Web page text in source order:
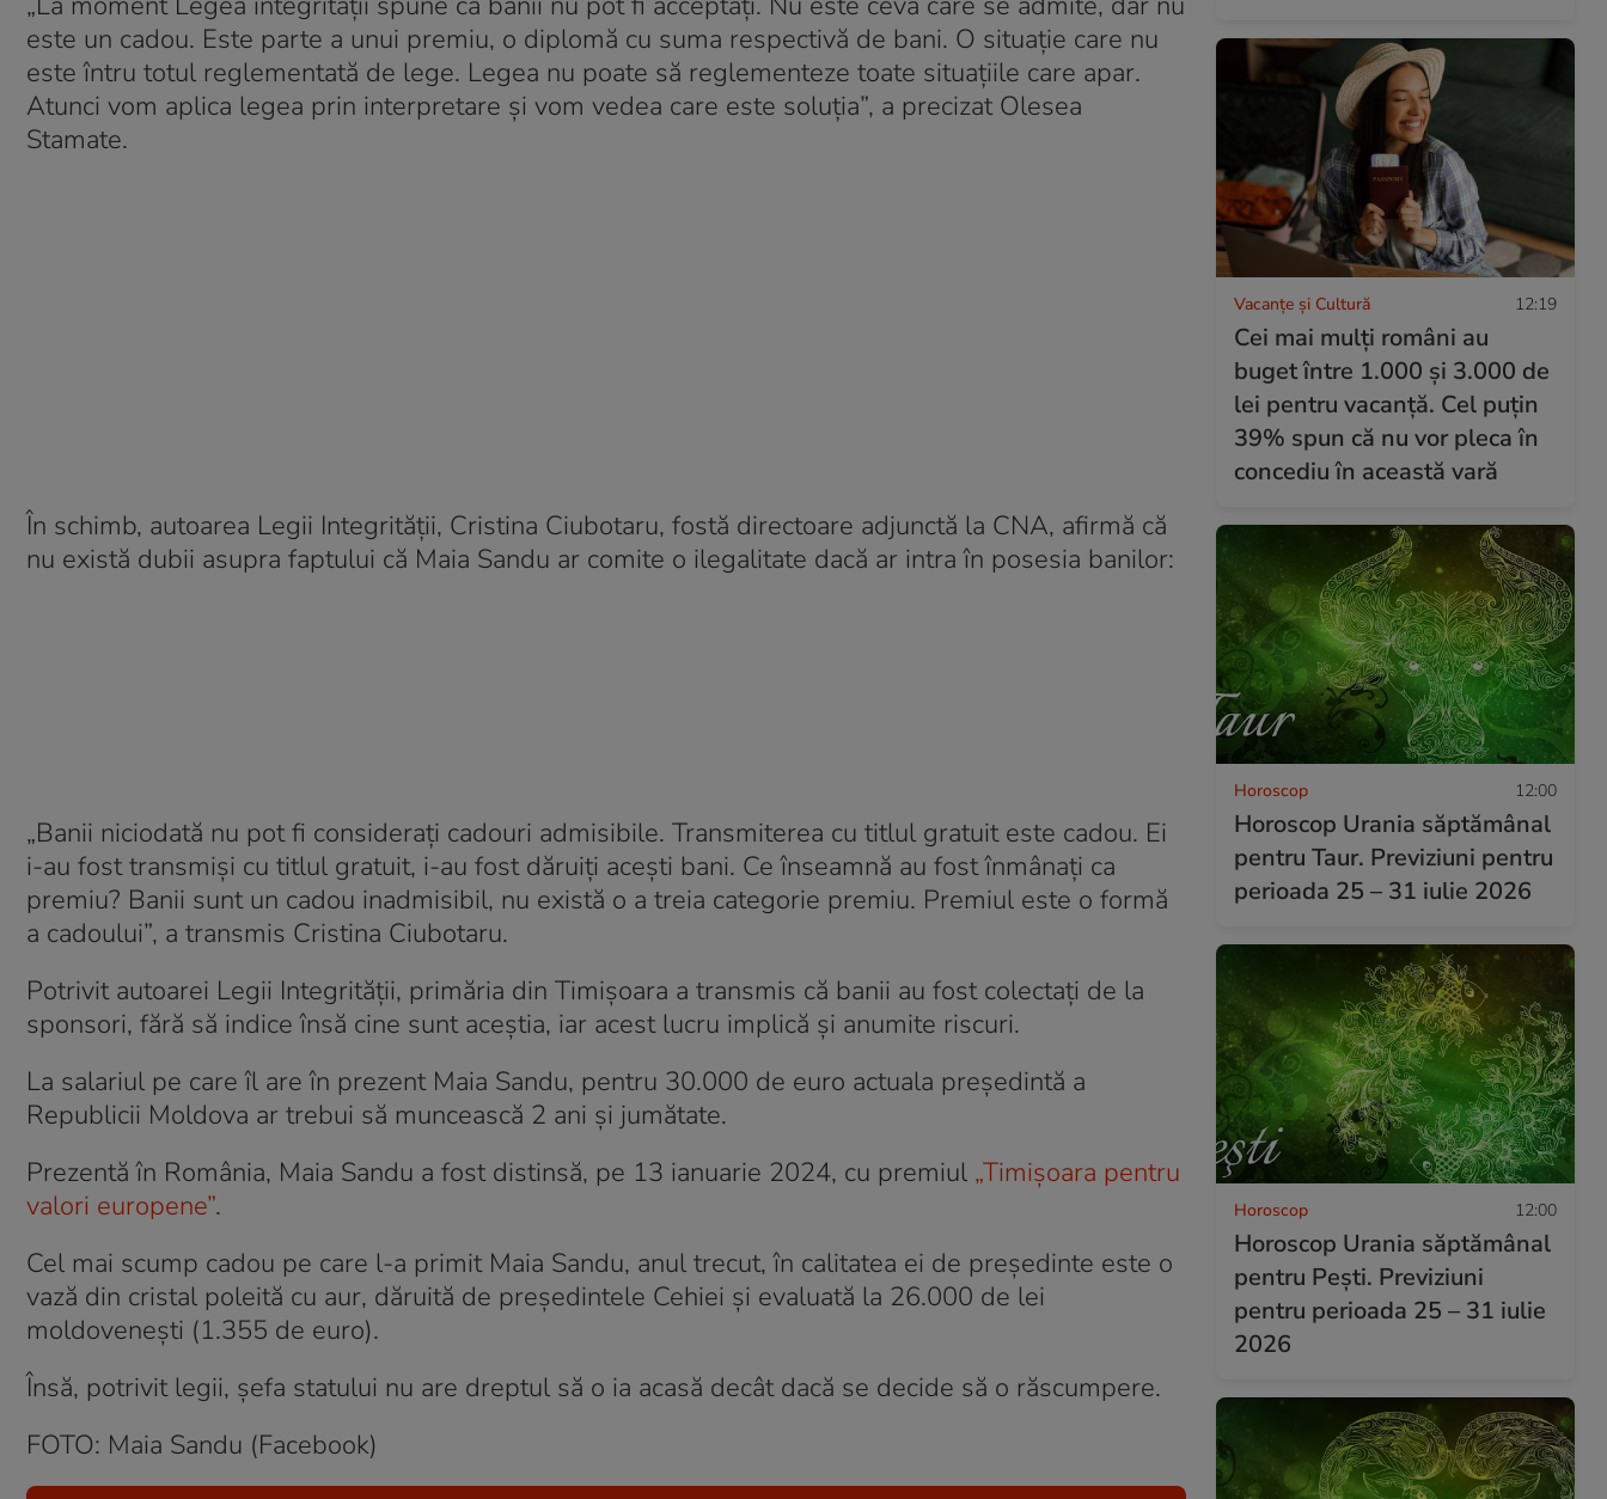
este un cadou. Este parte a unui premiu, o diplomă cu suma respectivă de bani. O situație care nu
este întru totul reglementată de lege. Legea nu poate să reglementeze toate situațiile care apar.
Atunci vom aplica legea prin interpretare și vom vedea care este soluția”, a precizat Olesea
Stamate.
În schimb, autoarea Legii Integrității, Cristina Ciubotaru, fostă directoare adjunctă la CNA, afirmă că
nu există dubii asupra faptului că Maia Sandu ar comite o ilegalitate dacă ar intra în posesia banilor:
„Banii niciodată nu pot fi considerați cadouri admisibile. Transmiterea cu titlul gratuit este cadou. Ei
i-au fost transmiși cu titlul gratuit, i-au fost dăruiți acești bani. Ce înseamnă au fost înmânați ca
premiu? Banii sunt un cadou inadmisibil, nu există o a treia categorie premiu. Premiul este o formă
a cadoului”, a transmis Cristina Ciubotaru.
Potrivit autoarei Legii Integrității, primăria din Timișoara a transmis că banii au fost colectați de la
sponsori, fără să indice însă cine sunt aceștia, iar acest lucru implică și anumite riscuri.
La salariul pe care îl are în prezent Maia Sandu, pentru 30.000 de euro actuala președintă a
Republicii Moldova ar trebui să muncească 2 ani și jumătate.
Prezentă în România, Maia Sandu a fost distinsă, pe 13 ianuarie 2024, cu premiul „Timişoara pentru
valori europene”.
Cel mai scump cadou pe care l-a primit Maia Sandu, anul trecut, în calitatea ei de președinte este o
vază din cristal poleită cu aur, dăruită de președintele Cehiei și evaluată la 26.000 de lei
moldovenești (1.355 de euro).
Însă, potrivit legii, șefa statului nu are dreptul să o ia acasă decât dacă se decide să o răscumpere.
FOTO: Maia Sandu (Facebook)
Vacanțe și Cultură 12:19
Cei mai mulți români au
buget între 1.000 și 3.000 de
lei pentru vacanță. Cel puțin
39% spun că nu vor pleca în
concediu în această vară
Horoscop 12:00
Horoscop Urania săptămânal
pentru Taur. Previziuni pentru
perioada 25 – 31 iulie 2026
Horoscop 12:00
Horoscop Urania săptămânal
pentru Pești. Previziuni
pentru perioada 25 – 31 iulie
2026